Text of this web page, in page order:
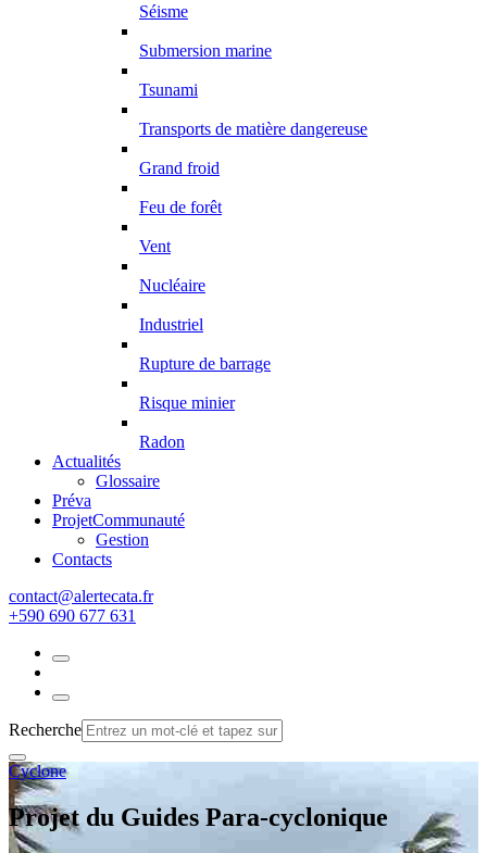
Séisme
Submersion marine
Tsunami
Transports de matière dangereuse
Grand froid
Feu de forêt
Vent
Nucléaire
Industriel
Rupture de barrage
Risque minier
Radon
Actualités
Glossaire
Préva
ProjetCommunauté
Gestion
Contacts
rf.atacetrela@tcatnoc
+590 690 677 631
Recherche
Cyclone
Projet du Guides Para-cyclonique